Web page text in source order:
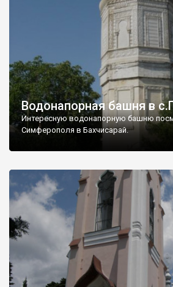
Водонапорная башня в
Интересную водонапорную башню
Симферополя в Бахчисарай.